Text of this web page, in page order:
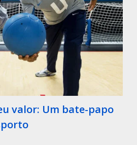
valor: Um bate-papo